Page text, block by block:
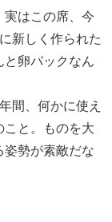
実はこの席、今
新しく作られた
卵パックなん
間、何かに使え
こと。ものを大
姿勢が素敵だな